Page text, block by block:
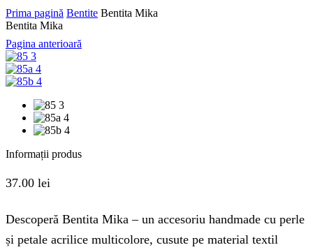
Prima pagină Bentite Bentita Mika
Bentita Mika
Pagina anterioară
Informații produs
37.00 lei
Descoperă Bentita Mika – un accesoriu handmade cu perle
și petale acrilice multicolore, cusute pe material textil